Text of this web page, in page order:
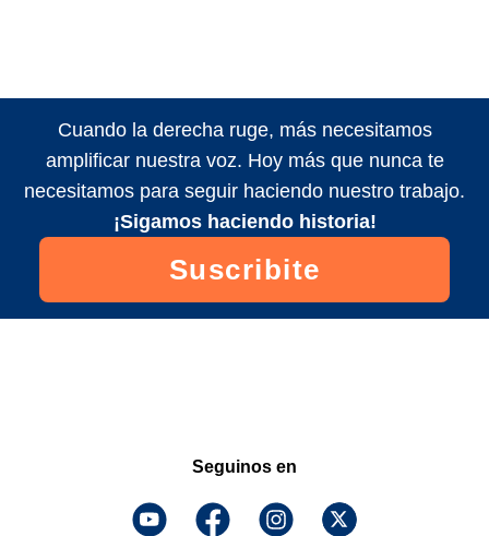
Cuando la derecha ruge, más necesitamos
amplificar nuestra voz. Hoy más que nunca te
necesitamos para seguir haciendo nuestro trabajo.
¡Sigamos haciendo historia!
Suscribite
Seguinos en